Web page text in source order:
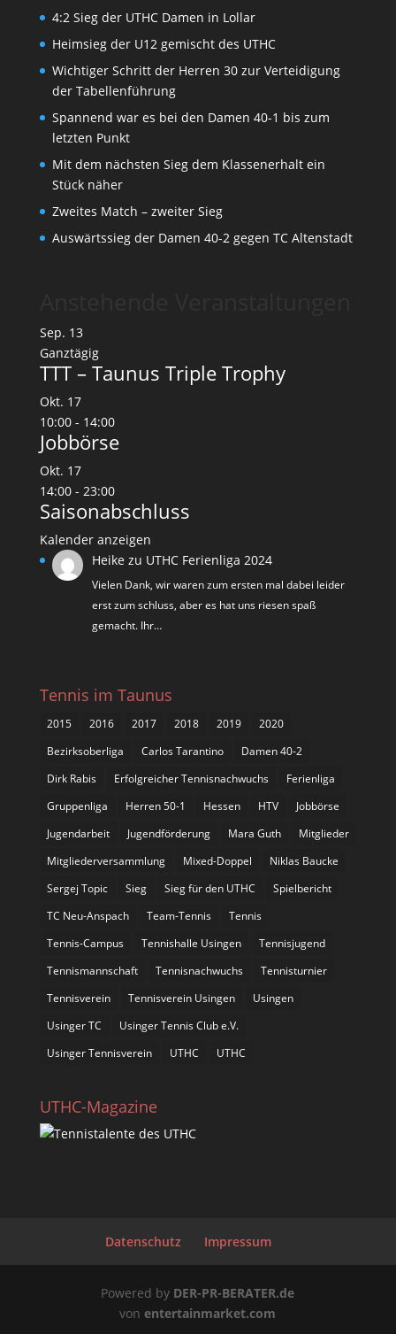
4:2 Sieg der UTHC Damen in Lollar
Heimsieg der U12 gemischt des UTHC
Wichtiger Schritt der Herren 30 zur Verteidigung
der Tabellenführung
Spannend war es bei den Damen 40-1 bis zum
letzten Punkt
Mit dem nächsten Sieg dem Klassenerhalt ein
Stück näher
Zweites Match – zweiter Sieg
Auswärtssieg der Damen 40-2 gegen TC Altenstadt
Sep. 13
Ganztägig
TTT – Taunus Triple Trophy
Okt. 17
10:00- 14:00
Jobbörse
Okt. 17
14:00- 23:00
Saisonabschluss
Kalender anzeigen
Heike zu UTHC Ferienliga 2024
Vielen Dank, wir waren zum ersten mal dabei leider
erst zum schluss, aber es hat uns riesen spaß
gemacht. Ihr…
Tennis im Taunus
2015 2016 2017 2018 2019
2020
Bezirksoberliga
Carlos Tarantino
Damen 40-2
Dirk Rabis
Erfolgreicher Tennisnachwuchs
Ferienliga
Gruppenliga
Herren 50-1 Hessen HTV
Jobbörse
Jugendarbeit
Jugendförderung Mara Guth
Mitglieder
Mitgliederversammlung
Mixed-Doppel
Niklas Baucke
Sergej Topic
Sieg Sieg für den UTHC
Spielbericht
TC Neu-Anspach
Team-Tennis
Tennis
Tennis-Campus
Tennishalle Usingen
Tennisjugend
Tennismannschaft
Tennisnachwuchs
Tennisturnier
Tennisverein
Tennisverein Usingen
Usingen
Usinger TC
Usinger Tennis Club e.V.
Usinger Tennisverein
UTHC UTHC
UTHC-Magazine
Datenschutz Impressum
Powered by DER-PR-BERATER.de
vonentertainmarket.com